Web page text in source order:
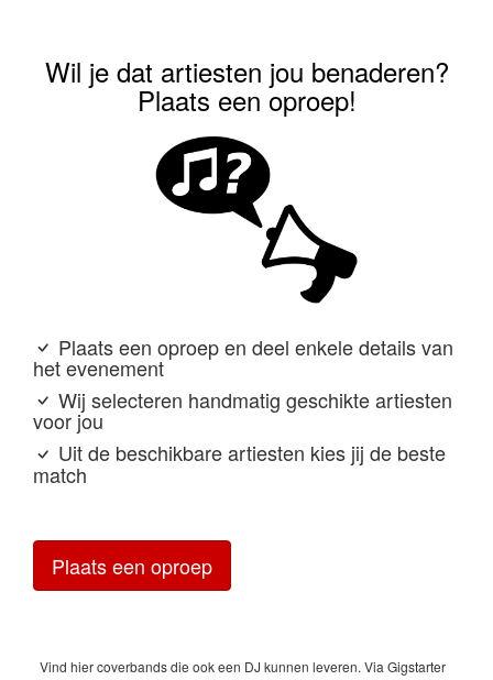
Wil je dat artiesten jou benaderen?
Plaats een oproep!
Plaats een oproep en deel enkele details van
het evenement
Wij selecteren handmatig geschikte artiesten
voor jou
Uit de beschikbare artiesten kies jij de beste
match
Plaats een oproep
Vind hier coverbands die ook een DJ kunnen leveren. Via Gigstarter